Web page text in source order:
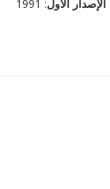
الإصدار الأول: 1991